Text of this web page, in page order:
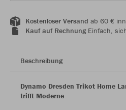
Kostenloser Versand ab 60 €
Kauf auf RechnungEinfach,
Beschreibung
Dynamo Dresden Trikot Home
trifft Moderne